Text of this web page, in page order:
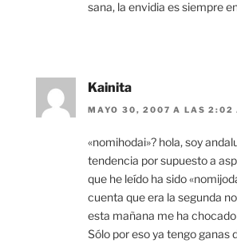
sana, la envidia es siempre
Kainita
MAYO 30, 2007 A LAS 2:02
«nomihodai»? hola, soy
tendencia por supuesto a
que he leído ha sido
cuenta que era la segunda
esta mañana me ha
Sólo por eso ya tengo ganas